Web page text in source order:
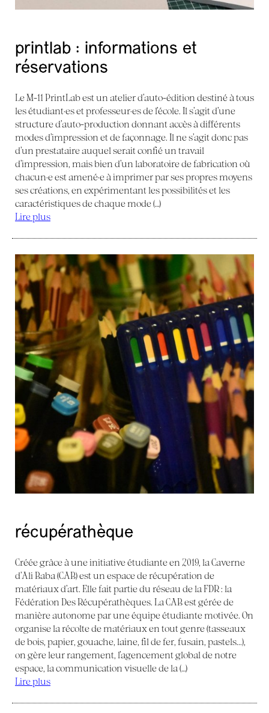
printlab : informations et
réservations
Le M-11 PrintLab est un atelier d’auto-édition destiné à tous
les étudiant·es et professeur·es de l’école. Il s’agit d’une
structure d’auto-production donnant accès à différents
modes d’impression et de façonnage. Il ne s’agit donc pas
d’un prestataire auquel serait confié un travail
d’impression, mais bien d’un laboratoire de fabrication où
chacun·e est amené·e à imprimer par ses propres moyens
ses créations, en expérimentant les possibilités et les
caractéristiques de chaque mode (…)
Lire plus
récupérathèque
Créée grâce à une initiative étudiante en 2019, la Caverne
d’Ali Baba (CAB) est un espace de récupération de
matériaux d’art. Elle fait partie du réseau de la FDR : la
Fédération Des Récupérathèques. La CAB est gérée de
manière autonome par une équipe étudiante motivée. On
organise la récolte de matériaux en tout genre (tasseaux
de bois, papier, gouache, laine, fil de fer, fusain, pastels...),
on gère leur rangement, l’agencement global de notre
espace, la communication visuelle de la (…)
Lire plus